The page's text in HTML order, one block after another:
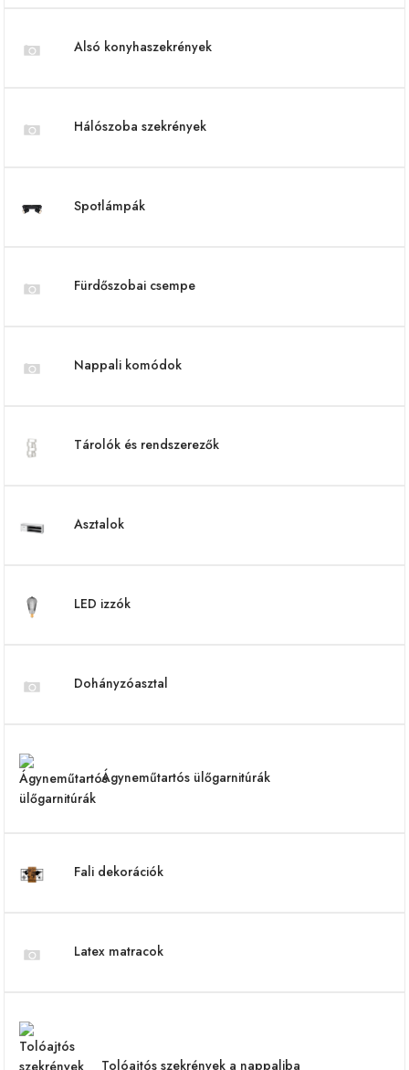
Alsó konyhaszekrények
Hálószoba szekrények
Spotlámpák
Fürdőszobai csempe
Nappali komódok
Tárolók és rendszerezők
Asztalok
LED izzók
Dohányzóasztal
Ágyneműtartós ülőgarnitúrák
Fali dekorációk
Latex matracok
Tolóajtós szekrények a nappaliba